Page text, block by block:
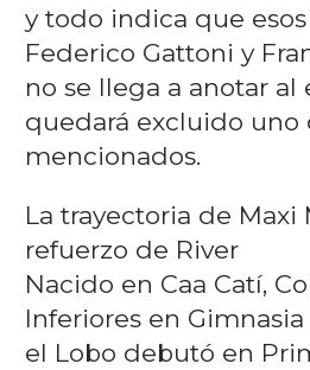
y todo indica que esos
Federico Gattoni y
no se llega a anotar al
quedará excluido uno
mencionados.
La trayectoria de Maxi
refuerzo de River
Nacido en Caa Catí,
Inferiores en Gimnasia
el Lobo debutó en